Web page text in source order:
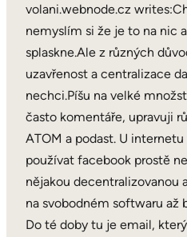
volani.webnode.cz
nemyslím si že je to na nic
splaskne.Ale z různých
uzavřenost a centralizace
nechci.Píšu na velké
často komentáře, upravuji
ATOM a podast. U
používat facebook prostě
nějakou decentralizovanou
na svobodném softwaru až
Do té doby tu je email,